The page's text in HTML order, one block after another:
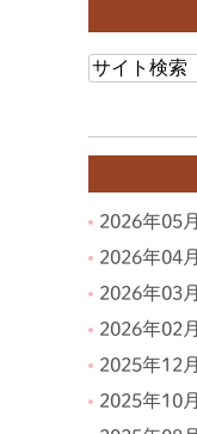
2026年05月
2026年04月
2026年03月
2026年02月
2025年12月
2025年10月